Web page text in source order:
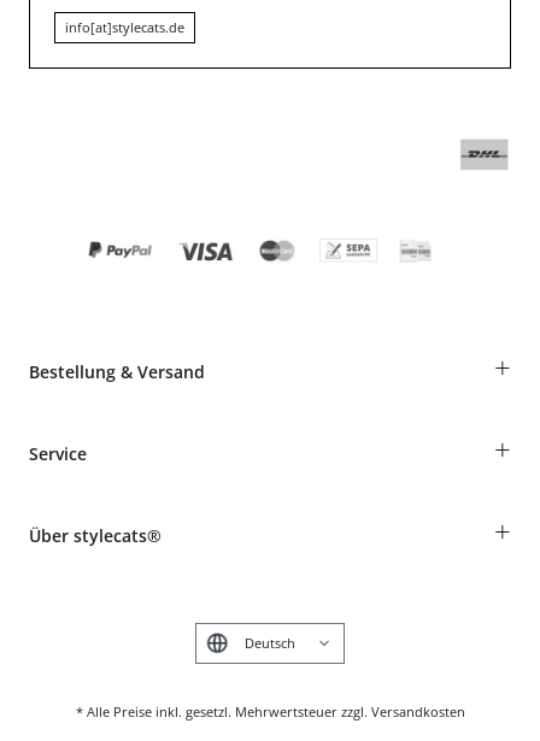
info[at]stylecats.de
Bestellung & Versand +
Informationen zur Lieferung
Produkte reklamieren und zurücksenden
Service +
Tierkrankenversicherung
Über stylecats® +
* Alle Preise inkl. gesetzl. Mehrwertsteuer zzgl. Versandkosten
English